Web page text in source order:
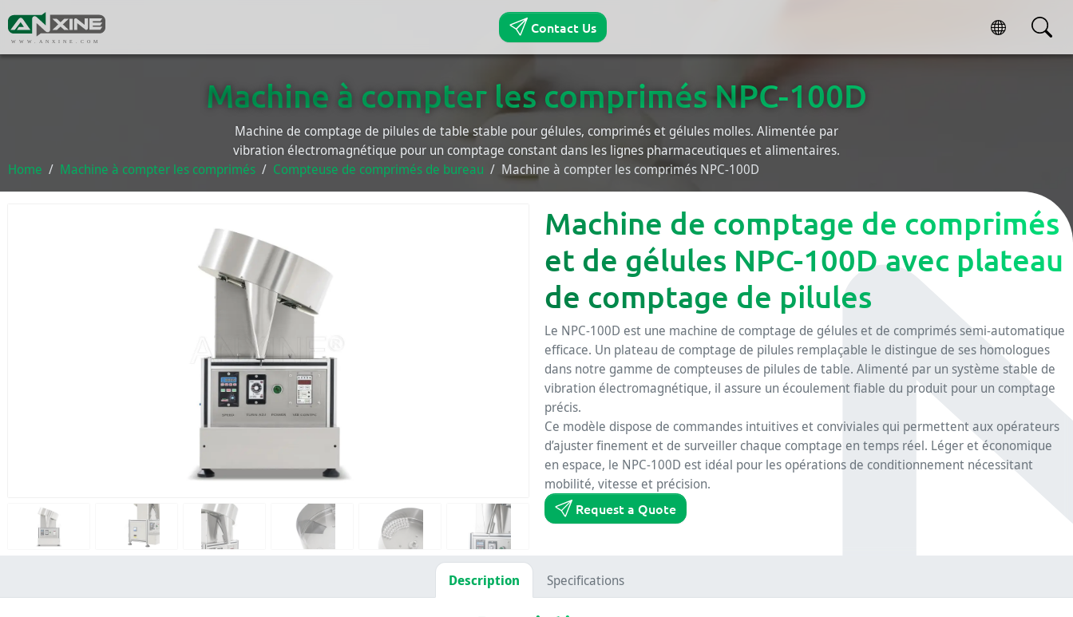
WWW.ANXINE.COM
Contact Us
Machine à compter les comprimés NPC-100D
Machine de comptage de pilules de table stable pour gélules, comprimés et gélules molles. Alimentée par
vibration électromagnétique pour un comptage constant dans les lignes pharmaceutiques et alimentaires.
Home
Machine à compter les comprimés Compteuse de comprimés de bureau Machine à compter les comprimés NPC-100D
Machine de comptage de comprimés
et de gélules NPC-100D avec plateau
de comptage de pilules
Le NPC-100D est une machine de comptage de gélules et de comprimés semi-automatique
efficace. Un plateau de comptage de pilules remplaçable le distingue de ses homologues
dans notre gamme de compteuses de pilules de table. Alimenté par un système stable de
vibration électromagnétique, il assure un écoulement fiable du produit pour un comptage
précis.
Ce modèle dispose de commandes intuitives et conviviales qui permettent aux opérateurs
d’ajuster finement et de surveiller chaque comptage en temps réel. Léger et économique
en espace, le NPC-100D est idéal pour les opérations de conditionnement nécessitant
mobilité, vitesse et précision.
Request a Quote
Description Specifications